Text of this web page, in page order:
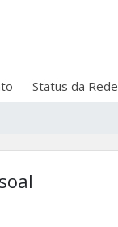
Status da Rede